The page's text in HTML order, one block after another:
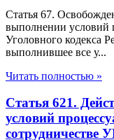
Статья 67.
выполнении условий
Уголовного кодекса
выполнившее все у...
Читать полностью »
Статья 621.
условий
сотрудничестве